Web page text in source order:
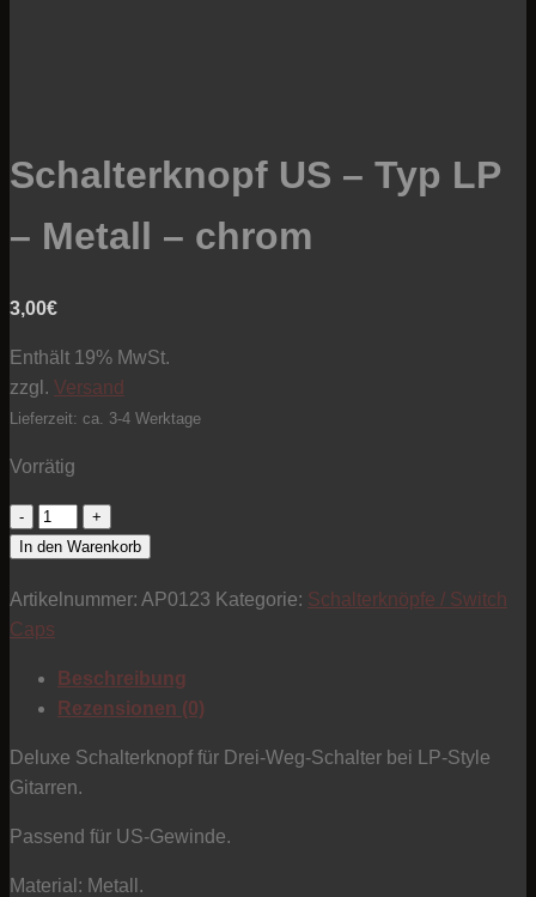
Schalterknopf US – Typ LP
– Metall – chrom
3,00€
Enthält 19% MwSt.
zzgl. Versand
Lieferzeit: ca. 3-4 Werktage
Vorrätig
Schalterknopf
US
Typ
LP
Metall
chrom
Menge
In den Warenkorb
Artikelnummer: AP0123 Kategorie: Schalterknöpfe / Switch
Caps
Beschreibung
Rezensionen (0)
Deluxe Schalterknopf für Drei-Weg-Schalter bei LP-Style
Gitarren.
Passend für US-Gewinde.
Material: Metall.